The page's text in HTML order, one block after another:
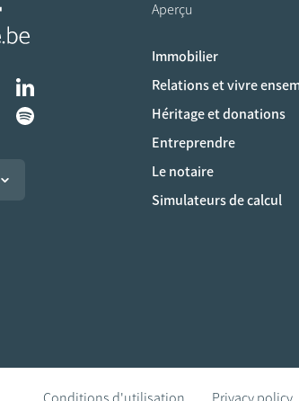
vers les réseaux
Aperçu
Immobilier
Relations et vivre
Héritage et donations
Entreprendre
Le notaire
Simulateurs de calcul